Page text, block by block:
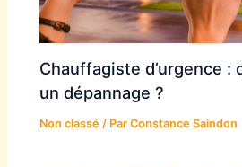
Chauffagiste d’urgence :
un dépannage ?
Non classé / ParConstance Saindon